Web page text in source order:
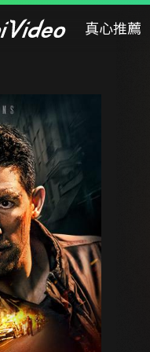
真心推薦